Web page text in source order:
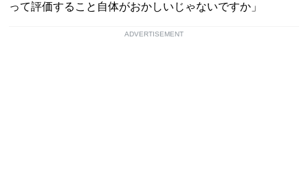
って評価すること自体がおかしいじゃないですか」
ADVERTISEMENT